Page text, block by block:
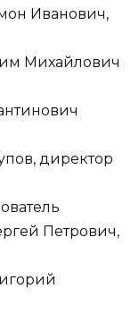
Иванович,
Михайлович
директор
Петрович,